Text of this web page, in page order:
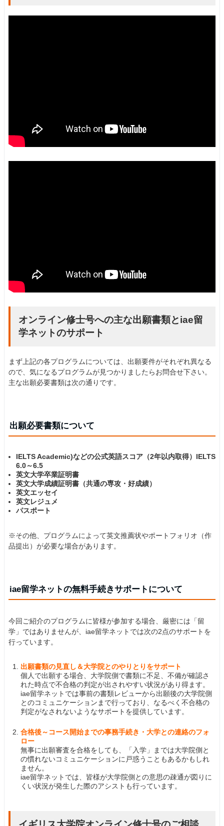
オンライン修士号への主な出願書類とiae留
学ネットのサポート
まず上記の各プログラムについては、出願要件がそれぞれ異なる
ので、気になるプログラムが見つかりましたらお問合せ下さい。
主な出願必要書類は次の通りです。
出願必要書類について
IELTS Academic)などの公式英語スコア（2年以内取得）IELTS
6.0～6.5
英文大学卒業証明書
英文大学成績証明書（共通の専攻・好成績）
英文エッセイ
英文レジュメ
パスポート
※その他、プログラムによって英文推薦状やポートフォリオ（作
品提出）が必要な場合があります。
iae留学ネットの無料手続きサポートについて
今回ご紹介のプログラムに皆様が参加する場合、厳密には「留
学」ではありませんが、iae留学ネットでは次の2点のサポートを
行っています。
出願書類の見直し＆大学院とのやりとりをサポート
個人で出願する場合、大学院側で書類に不足、不備が確認さ
れた時点で不合格の判定が出されやすい状況があり得ます。
iae留学ネットでは事前の書類レビューから出願後の大学院側
とのコミュニケーションまで行っており、なるべく不合格の
判定がなされないようなサポートを提供しています。
合格後～コース開始までの事務手続き・大学との連絡のフォ
ロー
無事に出願審査を合格をしても、「入学」までは大学院側と
の慣れないコミュニケーションに戸惑うこともあるかもしれ
ません。
iae留学ネットでは、皆様が大学院側との意思の疎通が図りに
くい状況が発生した際のアシストも行っています。